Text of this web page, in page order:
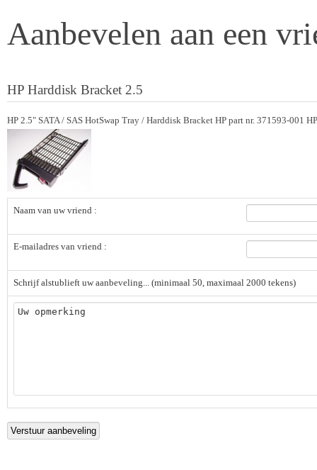
Aanbevelen aan een
HP Harddisk Bracket 2.5
HP 2.5" SATA / SAS HotSwap Tray / Harddisk Bracket HP part nr. 371593-001
Naam van uw vriend :
E-mailadres van vriend :
Schrijf alstublieft uw aanbeveling... (minimaal 50, maximaal 2000 tekens)